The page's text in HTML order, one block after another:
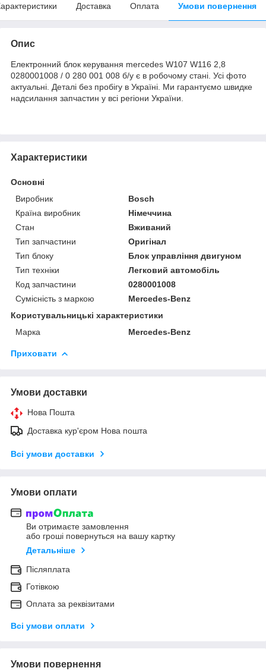
Доставка Оплата Умови повернення
Опис
Електронний блок керування mercedes W107 W116 2,8
0280001008 / 0 280 001 008 б/у є в робочому стані. Усі фото
актуальні. Деталі без пробігу в Україні. Ми гарантуємо швидке
надсилання запчастин у всі регіони України.
Характеристики
Основні
Виробник
Bosch
Країна виробник
Німеччина
Стан
Вживаний
Тип запчастини
Оригінал
Тип блоку
Блок управління двигуном
Тип техніки
Легковий автомобіль
Код запчастини
0280001008
Сумісність з маркою
Mercedes-Benz
Користувальницькі характеристики
Марка
Mercedes-Benz
Приховати
Умови доставки
Нова Пошта
Доставка кур'єром Нова пошта
Всі умови доставки
Умови оплати
Ви отримаєте замовлення
або гроші повернуться на вашу картку
Детальніше
Післяплата
Готівкою
Оплата за реквізитами
Всі умови оплати
Умови повернення